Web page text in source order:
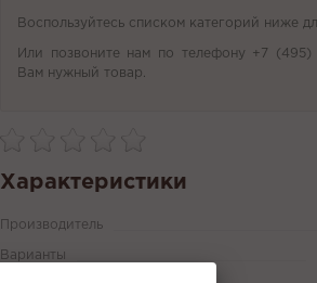
Воспользуйтесь списком категорий ниже
Или позвоните нам по телефону +7
Вам нужный товар.
Характеристики
Производитель
Варианты